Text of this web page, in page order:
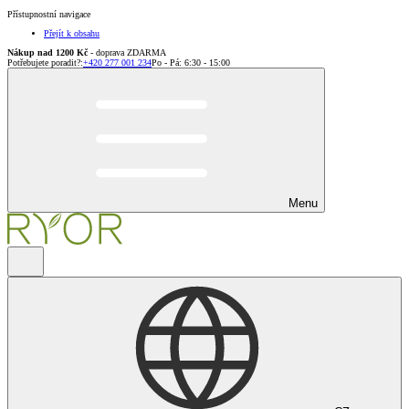
Přístupnostní navigace
Přejít k obsahu
Nákup nad 1200 Kč - doprava ZDARMA
Potřebujete poradit?:+420 277 001 234Po - Pá: 6:30 - 15:00
Menu